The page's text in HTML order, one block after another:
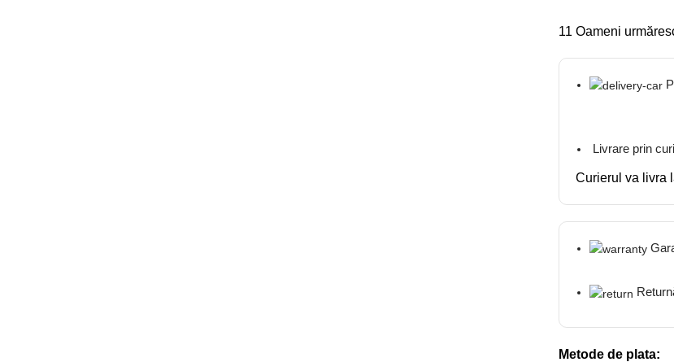
11 Oameni
Livrare prin
Curierul va livra
Metode de plata: